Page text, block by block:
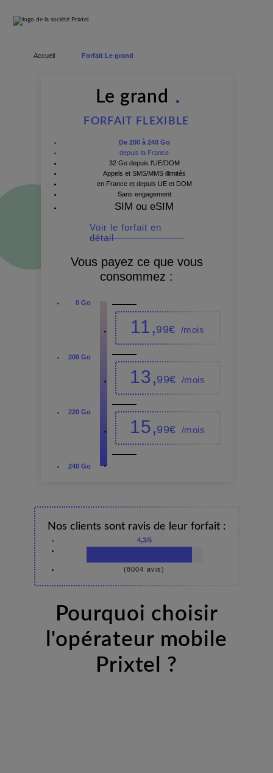
Accueil Forfait Le grand
Le grand
FORFAIT FLEXIBLE
De 200 à 240 Go
depuis la France
32 Go depuis l'UE/DOM
Appels et SMS/MMS illimités
en France et depuis UE et DOM
Sans engagement
SIM ou eSIM
Voir le forfait en
détail
Vous payez ce que vous
consommez :
0 Go
200 Go
220 Go
240 Go
11,99€ /mois
13,99€ /mois
15,99€ /mois
Nos clients sont ravis de leur forfait :
4,3/5
(8004 avis)
Pourquoi choisir
l'opérateur mobile
Prixtel ?